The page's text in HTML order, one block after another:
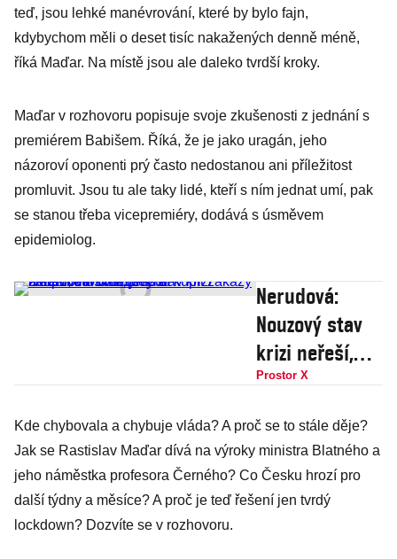
otevřít školy
teď, jsou lehké manévrování, které by bylo fajn,
kdybychom měli o deset tisíc nakažených denně méně,
říká Maďar. Na místě jsou ale daleko tvrdší kroky.
Maďar v rozhovoru popisuje svoje zkušenosti z jednání s
premiérem Babišem. Říká, že je jako uragán, jeho
názoroví oponenti prý často nedostanou ani příležitost
promluvit. Jsou tu ale taky lidé, kteří s ním jednat umí, pak
se stanou třeba vicepremiéry, dodává s úsměvem
epidemiolog.
Nerudová:
Nouzový stav
krizi neřeší,
musíme
zákazy a lidi
motivovat, je
to o
Prostor X
Kde chybovala a chybuje vláda? A proč se to stále děje?
Jak se Rastislav Maďar dívá na výroky ministra Blatného a
jeho náměstka profesora Černého? Co Česku hrozí pro
další týdny a měsíce? A proč je teď řešení jen tvrdý
lockdown? Dozvíte se v rozhovoru.